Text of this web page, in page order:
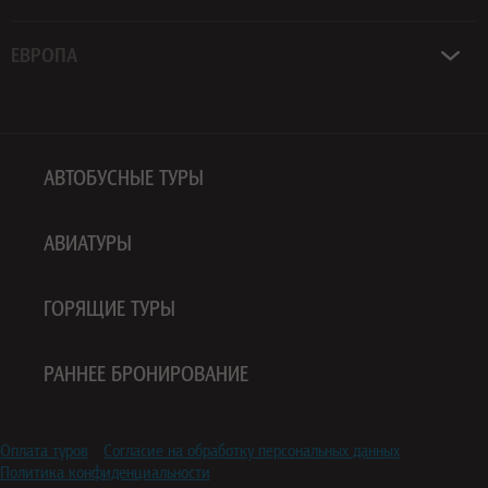
ЕВРОПА
АВТОБУСНЫЕ ТУРЫ
АВИАТУРЫ
ГОРЯЩИЕ ТУРЫ
РАННЕЕ БРОНИРОВАНИЕ
Оплата туров
Согласие на обработку персональных данных
Политика конфиденциальности